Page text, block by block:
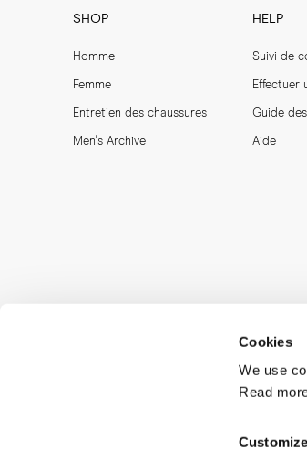
Cookies
We use
Read
Customize
SHOP
Homme
Femme
Entretien des chaussures
Men's Archive
HELP
Suivi de
Effectuer
Guide
Aide